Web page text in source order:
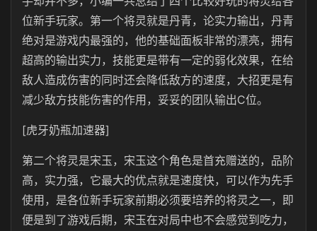
位新手玩家。第一个将灵就是丹青，论实力输出，丹青
绝对是游戏内最强的，他的基础面板非常的漂亮，拥有
超高的输出实力，技能更是带有一定的弱化效果，在给
敌人造成伤害的同时还会降低敌方的速度，大招更是有
减少敌方技能伤害的作用，妥妥的团队输出C位。
[虎牙奶瓶加速器]
第二个将灵是宋玉，宋玉这个角色是首充赠送的，品阶
高，实力强，它最大的优点就是速度快，可以作为先手
使用，是各位新手玩家前期必须要培养的将灵之一，即
便是到了游戏后期，宋玉在对局中也不会感觉到吃力，